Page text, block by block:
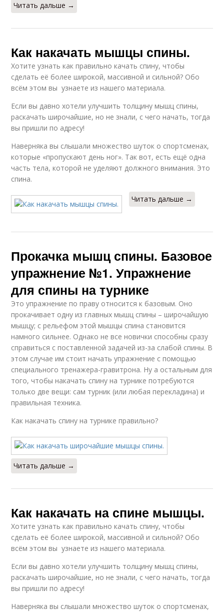
Читать дальше →
Как накачать мышцы спины.
Хотите узнать как правильно качать спину, чтобы
сделать её более широкой, массивной и сильной? Обо
всём этом вы узнаете из нашего материала.
Если вы давно хотели улучшить толщину мышц спины,
раскачать широчайшие, но не знали, с чего начать, тогда
вы пришли по адресу!
Наверняка вы слышали множество шуток о спортсменах,
которые «пропускают день ног». Так вот, есть ещё одна
часть тела, которой не уделяют должного внимания. Это
спина.
Читать дальше →
Прокачка мышц спины. Базовое
упражнение №1. Упражнение
для спины на турнике
Это упражнение по праву относится к базовым. Оно
прокачивает одну из главных мышц спины – широчайшую
мышцу; с рельефом этой мышцы спина становится
намного сильнее. Однако не все новички способны сразу
справиться с поставленной задачей из-за слабой спины. В
этом случае им стоит начать упражнение с помощью
специального тренажера-гравитрона. Ну а остальным для
того, чтобы накачать спину на турнике потребуются
только две вещи: сам турник (или любая перекладина) и
правильная техника.
Как накачать спину на турнике правильно?
Читать дальше →
Как накачать на спине мышцы.
Хотите узнать как правильно качать спину, чтобы
сделать её более широкой, массивной и сильной? Обо
всём этом вы узнаете из нашего материала.
Если вы давно хотели улучшить толщину мышц спины,
раскачать широчайшие, но не знали, с чего начать, тогда
вы пришли по адресу!
Наверняка вы слышали множество шуток о спортсменах,